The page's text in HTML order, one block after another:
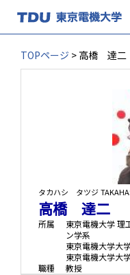
TOPページ > 高橋 達二
タカハシ タツジ
高橋 達二
所属
東京電機大学
ン学系
東京電機大学大
東京電機大学大
職種
教授